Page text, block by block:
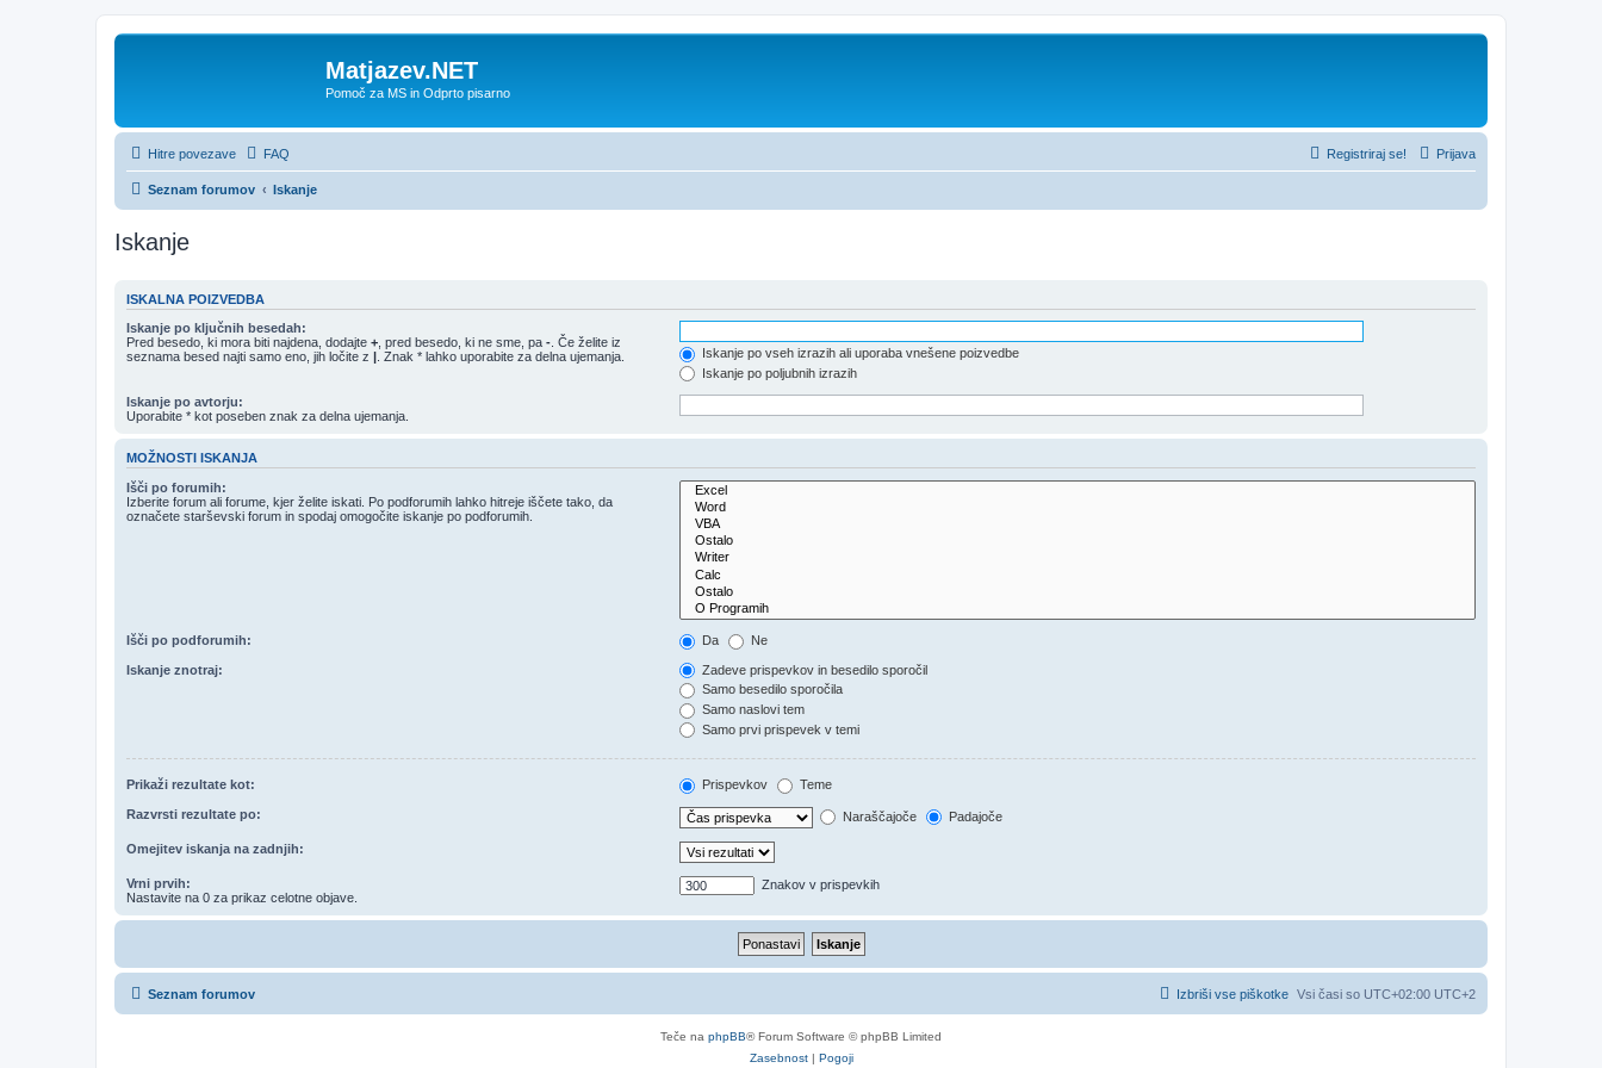
Matjazev.NET
Pomoč za MS in Odprto pisarno
Hitre povezave FAQ Prijava
Registriraj se!
Seznam forumov Iskanje
Iskanje
ISKALNA POIZVEDBA
Iskanje po ključnih besedah:
Pred besedo, ki mora biti najdena, dodajte + , pred besedo, ki ne sme, pa - . Če želite iz
seznama besed najti samo eno, jih ločite z | . Znak * lahko uporabite za delna ujemanja.
Iskanje po vseh izrazih ali uporaba vnešene poizvedbe
Iskanje po poljubnih izrazih
Iskanje po avtorju:
Uporabite * kot poseben znak za delna ujemanja.
MOŽNOSTI ISKANJA
Išči po forumih:
Izberite forum ali forume, kjer želite iskati. Po podforumih lahko hitreje iščete tako, da
označete starševski forum in spodaj omogočite iskanje po podforumih.
Išči po podforumih: Da Ne
Iskanje znotraj:
Zadeve prispevkov in besedilo sporočil
Samo besedilo sporočila
Samo naslovi tem
Samo prvi prispevek v temi
Prikaži rezultate kot: Prispevkov Teme
Razvrsti rezultate po: Naraščajoče Padajoče
Omejitev iskanja na zadnjih:
Vrni prvih:
Nastavite na 0 za prikaz celotne objave.
Znakov v prispevkih
Seznam forumov Vsi časi so UTC+02:00 UTC+2
Izbriši vse piškotke
Teče na phpBB® Forum Software © phpBB Limited
Zasebnost| Pogoji